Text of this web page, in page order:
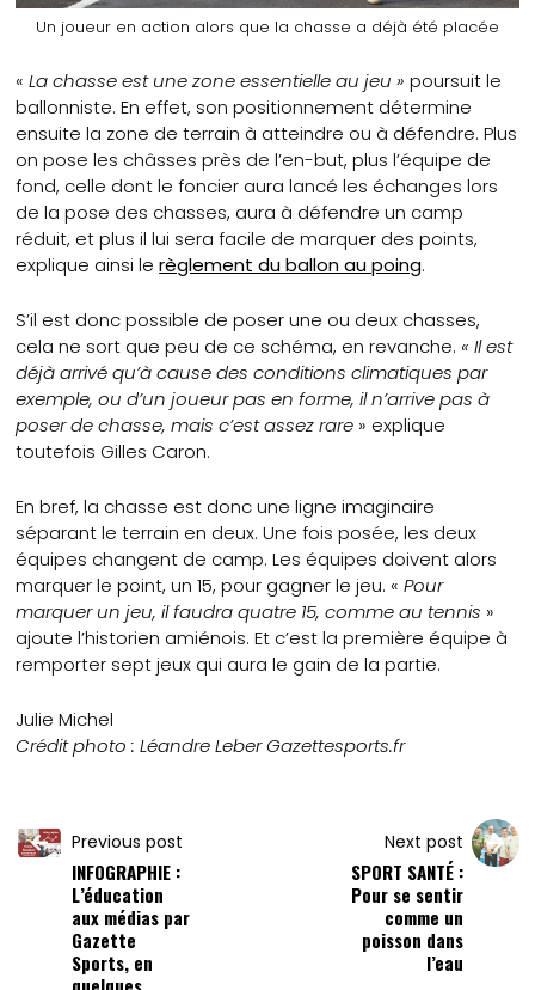
Un joueur en action alors que la chasse a déjà été placée
«La chasse est une zone essentielle au jeu » poursuit le
ballonniste. En effet, son positionnement détermine
ensuite la zone de terrain à atteindre ou à défendre. Plus
on pose les châsses près de l’en-but, plus l’équipe de
fond, celle dont le foncier aura lancé les échanges lors
de la pose des chasses, aura à défendre un camp
réduit, et plus il lui sera facile de marquer des points,
explique ainsi lerèglement du ballon au poing.
S’il est donc possible de poser une ou deux chasses,
cela ne sort que peu de ce schéma, en revanche.« Il est
déjà arrivé qu’à cause des conditions climatiques par
exemple, ou d’un joueur pas en forme, il n’arrive pas à
poser de chasse, mais c’est assez rare » explique
toutefois Gilles Caron.
En bref, la chasse est donc une ligne imaginaire
séparant le terrain en deux. Une fois posée, les deux
équipes changent de camp. Les équipes doivent alors
marquer le point, un 15, pour gagner le jeu. «Pour
marquer un jeu, il faudra quatre 15, comme au tennis »
ajoute l’historien amiénois. Et c’est la première équipe à
remporter sept jeux qui aura le gain de la partie.
Julie Michel
Crédit photo : Léandre Leber Gazettesports.fr
Previous post
INFOGRAPHIE :
L’éducation
aux médias par
Gazette
Sports, en
Next post
SPORT SANTÉ :
Pour se sentir
comme un
poisson dans
l’eau